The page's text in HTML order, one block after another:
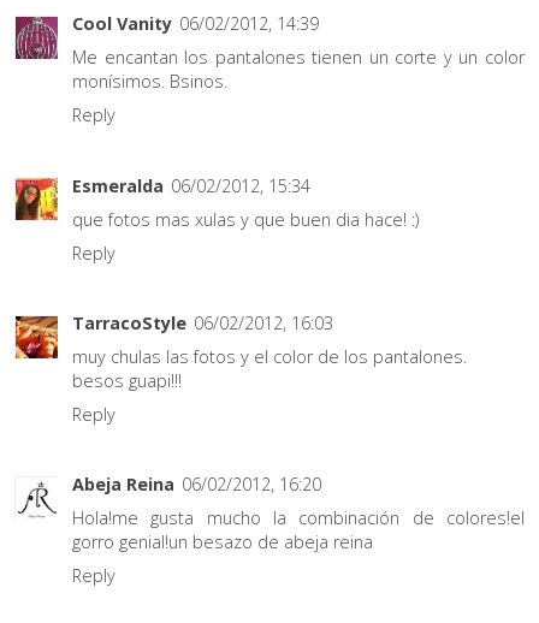
Cool Vanity 06/02/2012, 14:39
Me encantan los pantalones tienen un corte y un color
monísimos. Bsinos.
Reply
Esmeralda 06/02/2012, 15:34
que fotos mas xulas y que buen dia hace! :)
Reply
TarracoStyle 06/02/2012, 16:03
muy chulas las fotos y el color de los pantalones.
besos guapi!!!
Reply
Abeja Reina 06/02/2012, 16:20
Hola!me gusta mucho la combinación de colores!el
gorro genial!un besazo de abeja reina
Reply